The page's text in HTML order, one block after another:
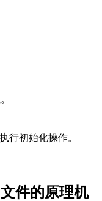
行初始化操作。
件的原理机